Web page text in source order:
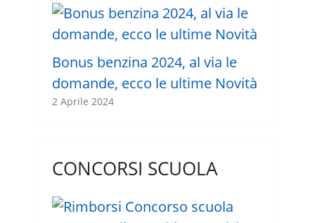
Bonus benzina 2024, al via le
domande, ecco le ultime Novità
2 Aprile 2024
CONCORSI SCUOLA